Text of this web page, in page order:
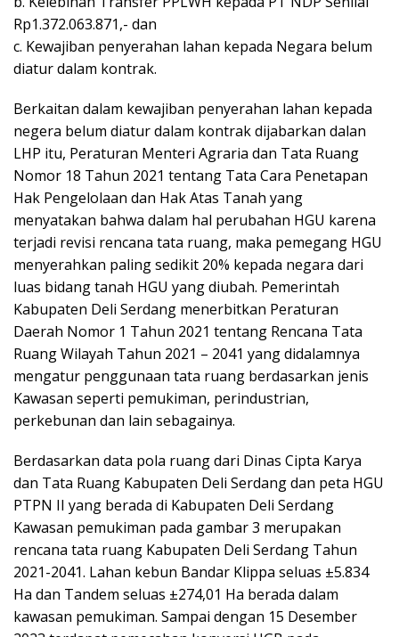
Rp1.372.063.871,- dan
c. Kewajiban penyerahan lahan kepada Negara belum
diatur dalam kontrak.
Berkaitan dalam kewajiban penyerahan lahan kepada
negera belum diatur dalam kontrak dijabarkan dalan
LHP itu, Peraturan Menteri Agraria dan Tata Ruang
Nomor 18 Tahun 2021 tentang Tata Cara Penetapan
Hak Pengelolaan dan Hak Atas Tanah yang
menyatakan bahwa dalam hal perubahan HGU karena
terjadi revisi rencana tata ruang, maka pemegang HGU
menyerahkan paling sedikit 20% kepada negara dari
luas bidang tanah HGU yang diubah. Pemerintah
Kabupaten Deli Serdang menerbitkan Peraturan
Daerah Nomor 1 Tahun 2021 tentang Rencana Tata
Ruang Wilayah Tahun 2021 – 2041 yang didalamnya
mengatur penggunaan tata ruang berdasarkan jenis
Kawasan seperti pemukiman, perindustrian,
perkebunan dan lain sebagainya.
Berdasarkan data pola ruang dari Dinas Cipta Karya
dan Tata Ruang Kabupaten Deli Serdang dan peta HGU
PTPN II yang berada di Kabupaten Deli Serdang
Kawasan pemukiman pada gambar 3 merupakan
rencana tata ruang Kabupaten Deli Serdang Tahun
2021-2041. Lahan kebun Bandar Klippa seluas ±5.834
Ha dan Tandem seluas ±274,01 Ha berada dalam
kawasan pemukiman. Sampai dengan 15 Desember